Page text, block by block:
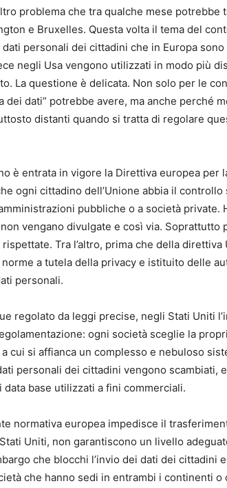
problema che tra qualche mese potrebbe
e Bruxelles. Questa volta il tema del
personali dei cittadini che in Europa
negli Usa vengono utilizzati in modo più
La questione è delicata. Non solo per le
dei dati” potrebbe avere, ma anche perché
distanti quando si tratta di regolare
è entrata in vigore la Direttiva europea per
ogni cittadino dell’Unione abbia il
pubbliche o a società private.
vengano divulgate e così via. Soprattutto
Tra l’altro, prima che della direttiva
norme a tutela della privacy e istituito delle
personali.
regolato da leggi precise, negli Stati Uniti
ogni società sceglie la
cui si affianca un complesso e nebuloso
personali dei cittadini vengono scambiati,
base utilizzati a fini commerciali.
normativa europea impedisce il
Uniti, non garantiscono un livello
che blocchi l’invio dei dati dei cittadini
che hanno sedi in entrambi i continenti o